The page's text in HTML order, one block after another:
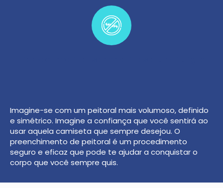
Imagine-se com um peitoral mais volumoso, definido
e simétrico. Imagine a confiança que você sentirá ao
usar aquela camiseta que sempre desejou. O
preenchimento de peitoral é um procedimento
seguro e eficaz que pode te ajudar a conquistar o
corpo que você sempre quis.